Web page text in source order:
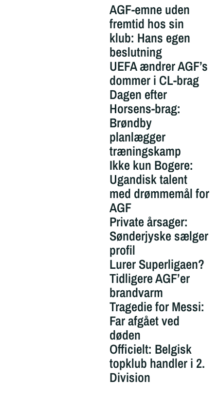
AGF-emne uden
fremtid hos sin
klub: Hans egen
beslutning
UEFA ændrer AGF’s
dommer i CL-brag
Dagen efter
Horsens-brag:
Brøndby
planlægger
træningskamp
Ikke kun Bogere:
Ugandisk talent
med drømmemål for
AGF
Private årsager:
Sønderjyske sælger
profil
Lurer Superligaen?
Tidligere AGF’er
brandvarm
Tragedie for Messi:
Far afgået ved
døden
Officielt: Belgisk
topklub handler i 2.
Division